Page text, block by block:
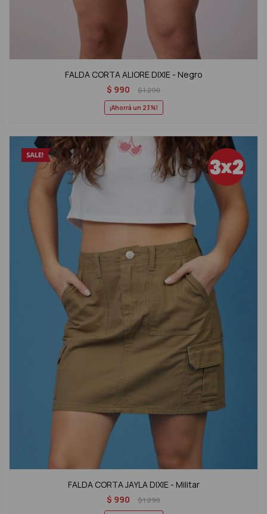
FALDA CORTA ALIORE DIXIE - Negro
$ 990 $1.290
23
FALDA CORTA JAYLA DIXIE - Militar
$ 990 $1.290